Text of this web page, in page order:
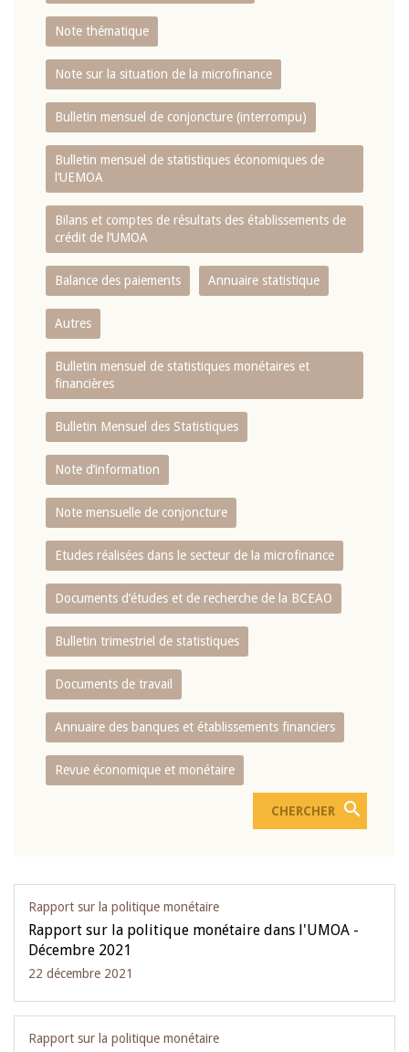
Note thématique
Note sur la situation de la microfinance
Bulletin mensuel de conjoncture (interrompu)
Bulletin mensuel de statistiques économiques de
l‘UEMOA
Bilans et comptes de résultats des établissements de
crédit de l‘UMOA
Balance des paiements Annuaire statistique
Autres
Bulletin mensuel de statistiques monétaires et
financières
Bulletin Mensuel des Statistiques
Note d’information
Note mensuelle de conjoncture
Etudes réalisées dans le secteur de la microfinance
Documents d’études et de recherche de la BCEAO
Bulletin trimestriel de statistiques
Documents de travail
Annuaire des banques et établissements financiers
Revue économique et monétaire
Rapport sur la politique monétaire
Rapport sur la politique monétaire dans l'UMOA -
Décembre 2021
22 décembre 2021
Rapport sur la politique monétaire